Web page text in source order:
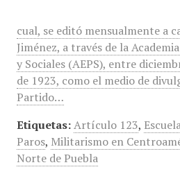
cual, se editó mensualmente a
Jiménez, a través de la
y Sociales (AEPS), entre
de 1923, como el medio de
Partido…
Etiquetas: Artículo 123,
Paros, Militarismo en
Norte de Puebla